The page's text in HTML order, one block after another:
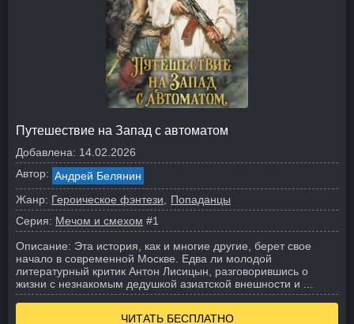
Путешествие на Запад с автоматом
Добавлена: 14.02.2026
Автор: Андрей Белянин
Жанр: Героическое фэнтези
Попаданцы
Серия: Мечом и смехом #1
Описание: Эта история, как и многие другие, берет свое
начало в современной Москве. Едва ли молодой
литературный критик Антон Лисицын, разговорившись о
жизни с незнакомым дедушкой азиатской внешности и ...
ЧИТАТЬ БЕСПЛАТНО